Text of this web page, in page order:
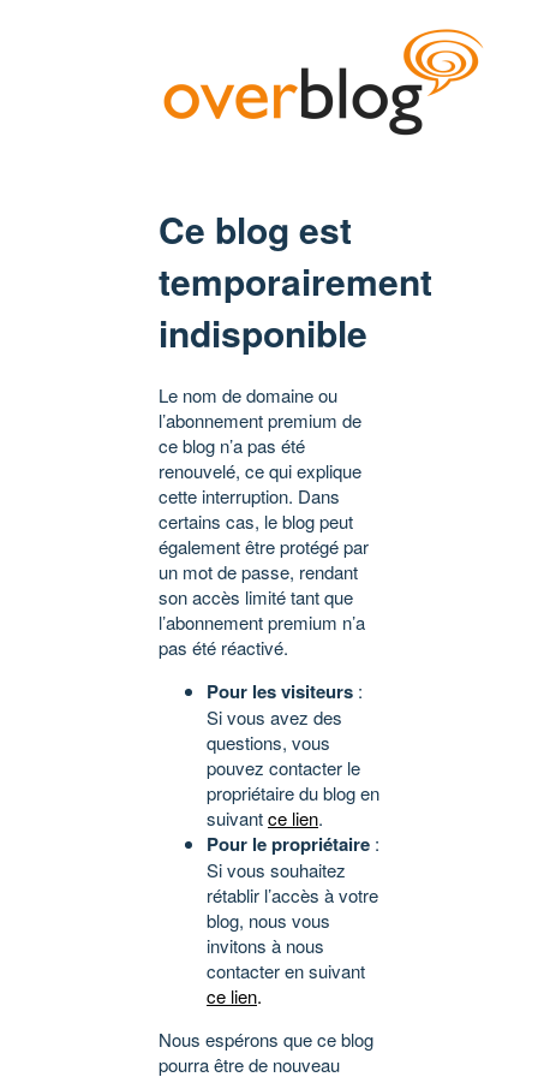
Ce blog est
temporairement
indisponible
Le nom de domaine ou
l’abonnement premium de
ce blog n’a pas été
renouvelé, ce qui explique
cette interruption. Dans
certains cas, le blog peut
également être protégé par
un mot de passe, rendant
son accès limité tant que
l’abonnement premium n’a
pas été réactivé.
Pour les visiteurs :
Si vous avez des
questions, vous
pouvez contacter le
propriétaire du blog en
suivantce lien.
Pour le propriétaire :
Si vous souhaitez
rétablir l’accès à votre
blog, nous vous
invitons à nous
contacter en suivant
ce lien.
Nous espérons que ce blog
pourra être de nouveau